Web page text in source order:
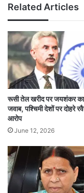
Related Articles
रूसी तेल खरीद पर जयशंकर का
जवाब, पश्चिमी देशों पर दोहरे
आरोप
June 12, 2026